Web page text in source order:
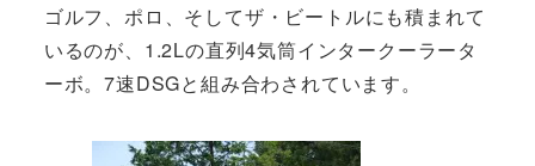
ゴルフ、ポロ、そしてザ・ビートルにも積まれて
いるのが、1.2Lの直列4気筒インタークーラータ
ーボ。7速DSGと組み合わされています。